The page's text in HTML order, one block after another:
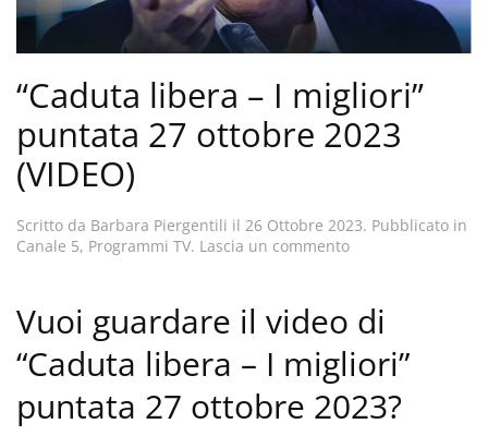
“Caduta libera – I migliori”
puntata 27 ottobre 2023
(VIDEO)
Scritto da Barbara Piergentili il 26 Ottobre 2023. Pubblicato in
Canale 5, Programmi TV. Lascia un commento
Vuoi guardare il video di
“Caduta libera – I migliori”
puntata 27 ottobre 2023?